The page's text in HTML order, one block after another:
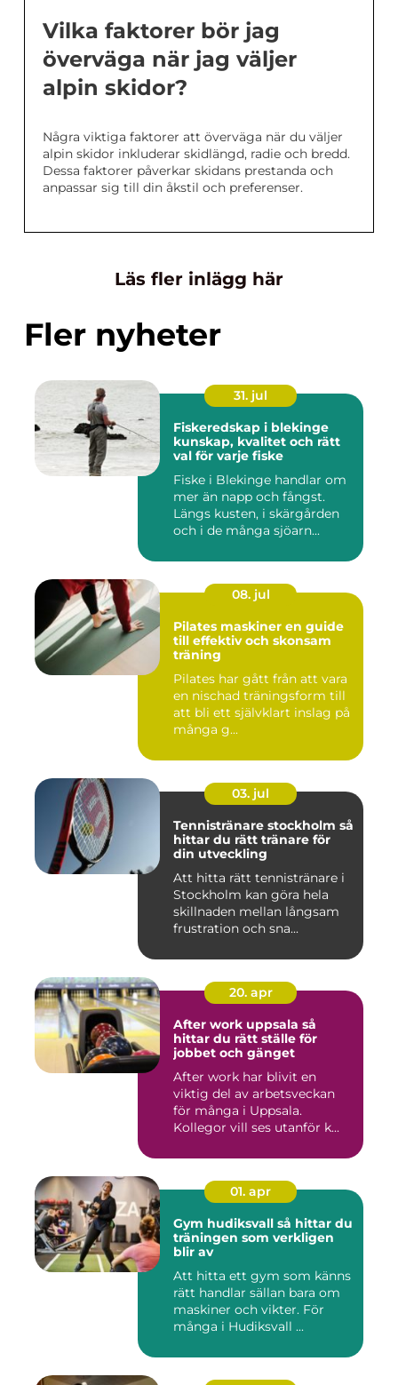
Vilka faktorer bör jag
överväga när jag väljer
alpin skidor?
Några viktiga faktorer att överväga när du väljer
alpin skidor inkluderar skidlängd, radie och bredd.
Dessa faktorer påverkar skidans prestanda och
anpassar sig till din åkstil och preferenser.
Läs fler inlägg här
Fler nyheter
31. jul
Fiskeredskap i blekinge
kunskap, kvalitet och rätt
val för varje fiske
Fiske i Blekinge handlar om
mer än napp och fångst.
Längs kusten, i skärgården
och i de många sjöarn...
08. jul
Pilates maskiner en guide
till effektiv och skonsam
träning
Pilates har gått från att vara
en nischad träningsform till
att bli ett självklart inslag på
många g...
03. jul
Tennistränare stockholm så
hittar du rätt tränare för
din utveckling
Att hitta rätt tennistränare i
Stockholm kan göra hela
skillnaden mellan långsam
frustration och sna...
20. apr
After work uppsala så
hittar du rätt ställe för
jobbet och gänget
After work har blivit en
viktig del av arbetsveckan
för många i Uppsala.
Kollegor vill ses utanför k...
01. apr
Gym hudiksvall så hittar du
träningen som verkligen
blir av
Att hitta ett gym som känns
rätt handlar sällan bara om
maskiner och vikter. För
många i Hudiksvall ...